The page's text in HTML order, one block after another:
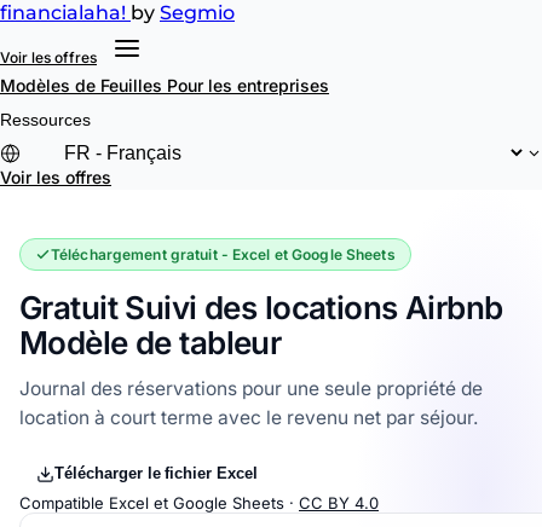
financialaha! by Segmio
Voir les offres
Modèles de Feuilles Pour les entreprises
Ressources
Voir les offres
Téléchargement gratuit - Excel et Google Sheets
Gratuit Suivi des locations Airbnb
Modèle de tableur
Journal des réservations pour une seule propriété de
location à court terme avec le revenu net par séjour.
Télécharger le fichier Excel
Compatible Excel et Google Sheets · CC BY 4.0